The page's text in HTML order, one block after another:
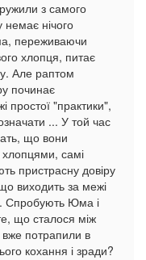
з самого
немає нічого
переживаючи
хлопця, питає
Але раптом
починає
простої "практики",
... У той час
що вони
хлопцями, самі
пристрасну довіру
виходить за межі
Спробують Юма і
що сталося між
потрапили в
кохання і зради?